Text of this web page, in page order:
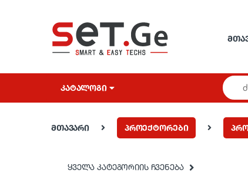
ᲙᲐᲢᲐᲚᲝᲒᲘ
მთავარი პროექტორები
ყველა კატეგორიის ჩვენება